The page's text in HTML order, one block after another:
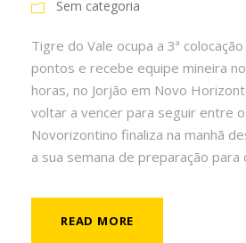
Sem categoria
Tigre do Vale ocupa a 3ª
pontos e recebe equipe mineira
horas, no Jorjão em Novo
voltar a vencer para seguir entre
Novorizontino finaliza na manhã
a sua semana de preparação para
READ MORE